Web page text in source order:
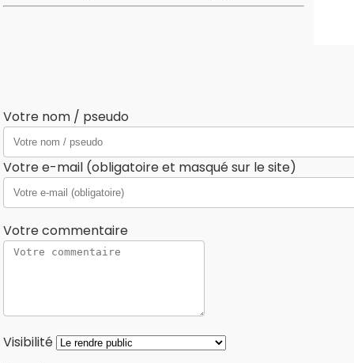
Votre nom / pseudo
Votre e-mail (obligatoire et masqué sur le site)
Votre commentaire
Visibilité